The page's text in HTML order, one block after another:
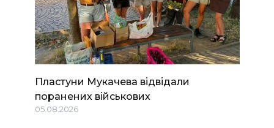
Пластуни Мукачева відвідали
поранених військових
05.08.2026